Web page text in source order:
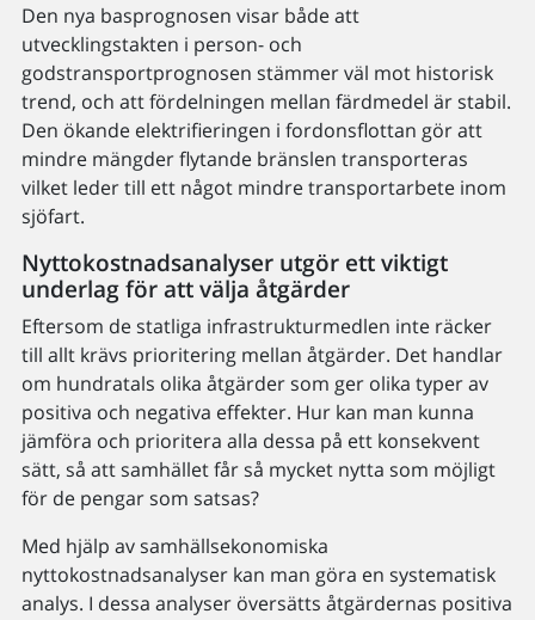
Den nya basprognosen visar både att
utvecklingstakten i person- och
godstransportprognosen stämmer väl mot historisk
trend, och att fördelningen mellan färdmedel är stabil.
Den ökande elektrifieringen i fordonsflottan gör att
mindre mängder flytande bränslen transporteras
vilket leder till ett något mindre transportarbete inom
sjöfart.
Nyttokostnadsanalyser utgör ett viktigt
underlag för att välja åtgärder
Eftersom de statliga infrastrukturmedlen inte räcker
till allt krävs prioritering mellan åtgärder. Det handlar
om hundratals olika åtgärder som ger olika typer av
positiva och negativa effekter. Hur kan man kunna
jämföra och prioritera alla dessa på ett konsekvent
sätt, så att samhället får så mycket nytta som möjligt
för de pengar som satsas?
Med hjälp av samhällsekonomiska
nyttokostnadsanalyser kan man göra en systematisk
analys. I dessa analyser översätts åtgärdernas positiva